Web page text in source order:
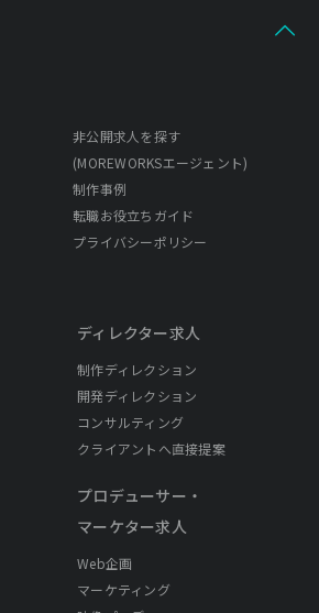
非公開求人を探す
(MOREWORKSエージェント)
制作事例
転職お役立ちガイド
プライバシーポリシー
ディレクター求人
制作ディレクション
開発ディレクション
コンサルティング
クライアントへ直接提案
プロデューサー・
マーケター求人
Web企画
マーケティング